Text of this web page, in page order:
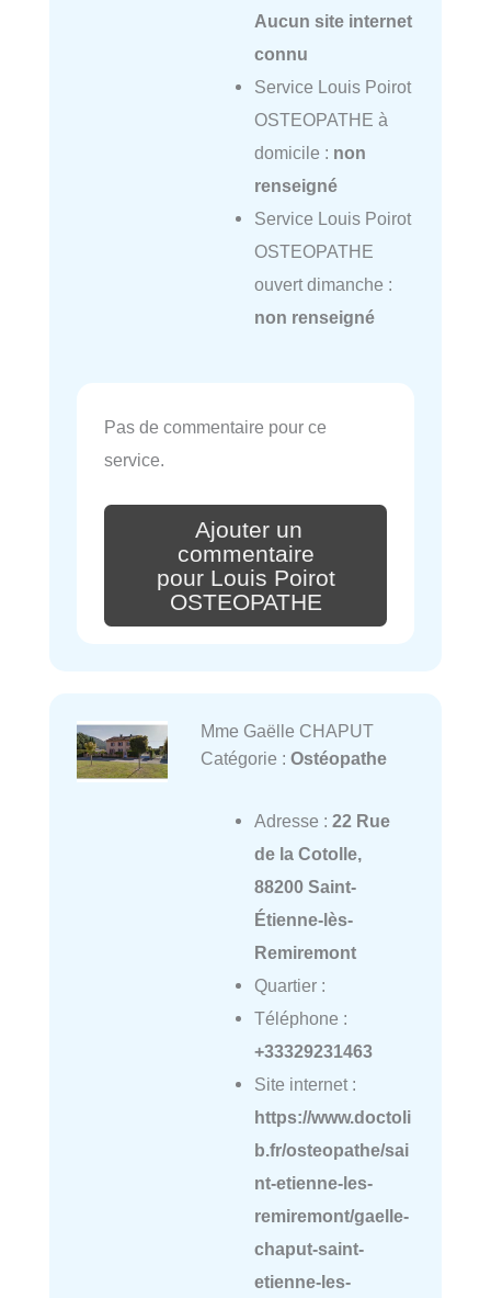
Aucun site internet
connu
Service Louis Poirot
OSTEOPATHE à
domicile : non
renseigné
Service Louis Poirot
OSTEOPATHE
ouvert dimanche :
non renseigné
Pas de commentaire pour ce
service.
Ajouter un
commentaire
pour Louis Poirot
OSTEOPATHE
Mme Gaëlle CHAPUT
Catégorie : Ostéopathe
Adresse : 22 Rue
de la Cotolle,
88200 Saint-
Étienne-lès-
Remiremont
Quartier :
Téléphone :
+33329231463
Site internet :
https://www.doctoli
b.fr/osteopathe/sai
nt-etienne-les-
remiremont/gaelle-
chaput-saint-
etienne-les-